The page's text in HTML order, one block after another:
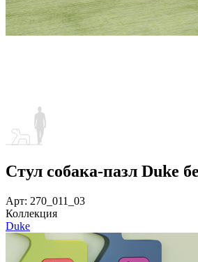
Стул собака-пазл Duke
Арт: 270_011_03
Коллекция
Duke